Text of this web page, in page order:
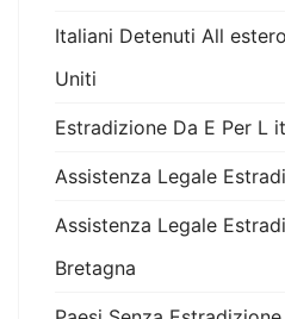
Italiani Detenuti All
Uniti
Estradizione Da E Per L
Assistenza Legale
Assistenza Legale
Bretagna